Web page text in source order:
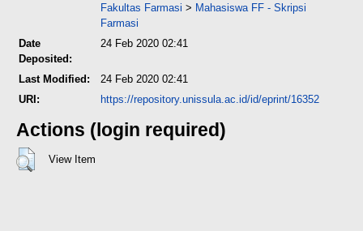
Fakultas Farmasi > Mahasiswa FF - Skripsi
Farmasi
Date
Deposited:
24 Feb 2020 02:41
Last Modified:
24 Feb 2020 02:41
URI:
https://repository.unissula.ac.id/id/eprint/16352
Actions (login required)
View Item